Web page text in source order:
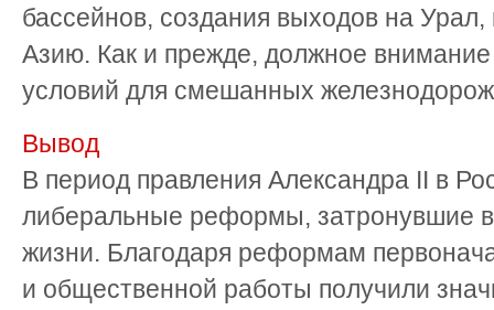
бассейнов, создания выходов на
Азию. Как и прежде, должное
условий для смешанных
Вывод
В период правления Александра II в
либеральные реформы, затронувшие
жизни. Благодаря реформам
и общественной работы получили